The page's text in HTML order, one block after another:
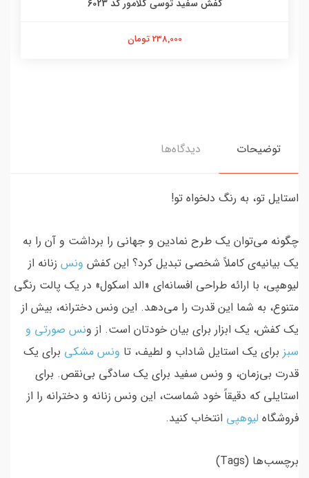
کفش سفید توسی گلامور کد 6023
238,000 تومان
توضیحات دیدگاه‌ها
استایل تو، به رنگ دلخواه تو!
چگونه می‌توان یک طرح نمادین و جهانی را برداشت و آن را به
یک بیانیه‌ی کاملاً شخصی تبدیل کرد؟ این کفش ونس زنانه از
لیوهپی، با ارائه طراحی افسانه‌ای «الد اسکول» در یک پالت رنگی
متنوع، به شما این قدرت را می‌دهد. این ونس دخترانه، بیش از
یک کفش، یک ابزار برای بیان خودتان است. از ونس صورتی و
سبز برای یک استایل شاداب و لطیف، تا ونس مشکی برای یک
قدرت بی‌زمان، و ونس سفید برای یک سادگی بی‌نقص. برای
استایلی که دقیقاً خود شماست، این ونس زنانه و دخترانه را از
فروشگاه لیوهپی انتخاب کنید.
برچسب‌ها (Tags)